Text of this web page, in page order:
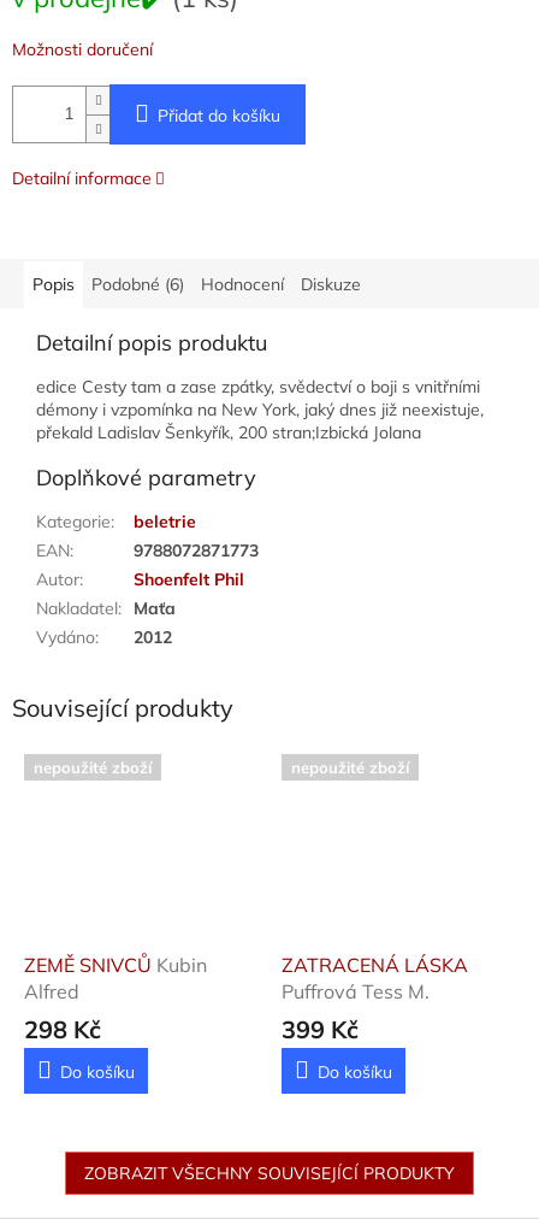
Možnosti doručení
Přidat do košíku
Detailní informace
Popis Podobné (6) Hodnocení Diskuze
Detailní popis produktu
edice Cesty tam a zase zpátky, svědectví o boji s vnitřními
démony i vzpomínka na New York, jaký dnes již neexistuje,
překald Ladislav Šenkyřík, 200 stran;Izbická Jolana
Doplňkové parametry
Kategorie:
beletrie
EAN:
9788072871773
Autor:
Shoenfelt Phil
Nakladatel:
Maťa
Vydáno: 2012
Související produkty
nepoužité zboží
ZEMĚ SNIVCŮ Kubin
Alfred
298 Kč
Do košíku
nepoužité zboží
ZATRACENÁ LÁSKA
Puffrová Tess M.
399 Kč
Do košíku
ZOBRAZIT VŠECHNY SOUVISEJÍCÍ PRODUKTY